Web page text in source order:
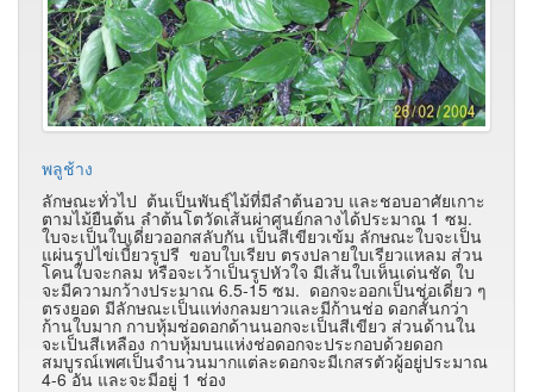
พลูช้าง
ลักษณะทั่วไป ต้นเป็นพันธุ์ไม้ที่มีลำต้นอวบ และชอบอาศัยเกาะ
ตามไม้ยืนต้น ลำต้นโตวัดเส้นผ่าศูนย์กลางได้ประมาณ 1 ซม.
ใบจะเป็นใบเดี่ยวออกสลับกัน เป็นสีเขียวเข้ม ลักษณะใบจะเป็น
แผ่นรูปไข่เบี้ยวรูปรี ขอบใบเรียบ ตรงปลายใบเรียวแหลม ส่วน
โคนใบจะกลม หรือจะเว้าเป็นรูปหัวใจ มีเส้นใบเห็นเด่นชัด ใบ
จะมีความกว้างประมาณ 6.5-15 ซม. ดอกจะออกเป็นช่อเดี่ยว ๆ
ตรงยอด มีลักษณะเป็นแท่งกลมยาวและมีก้านช่อ ดอกสั้นกว่า
ก้านใบมาก กาบหุ้มช่อดอกด้านนอกจะเป็นสีเขียว ส่วนด้านใน
จะเป็นสีเหลือง กาบหุ้มบนแห่งช่อดอกจะประกอบด้วยดอก
สมบูรณ์เพศเป็นจำนวนมากแต่ละดอกจะมีเกสรตัวผู้อยู่ประมาณ
4-6 อัน และจะมีอยู่ 1 ช่อง